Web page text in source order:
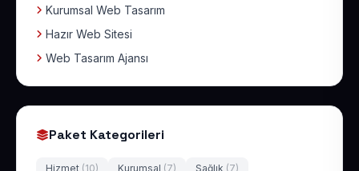
Kurumsal Web Tasarım
Hazır Web Sitesi
Web Tasarım Ajansı
Paket Kategorileri
Hizmet (10) Kurumsal (7) Sağlık (7)